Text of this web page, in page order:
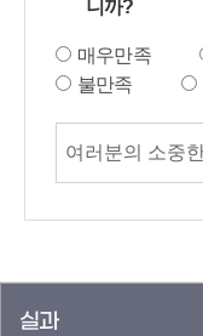
니까?
매우만족
불만족
실과